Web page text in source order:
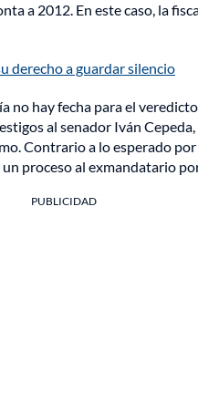
a 2012. En este caso, la
derecho a guardar silencio
hay fecha para el
al senador Iván
Contrario a lo esperado
proceso al exmandatario
PUBLICIDAD